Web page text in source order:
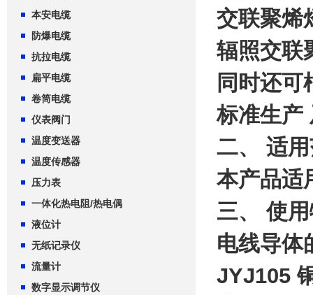
本安电缆
防爆电缆
抗拉电缆
扁平电缆
卷筒电缆
仪表阀门
温度变送器
温度传感器
压力表
一体化热电阻/热电偶
液位计
无纸记录仪
流量计
数字显示调节仪
交联聚烯
辐照交联
同时还
标准生产
二、 适
本产品适
三、 使
电线导体
JYJ105